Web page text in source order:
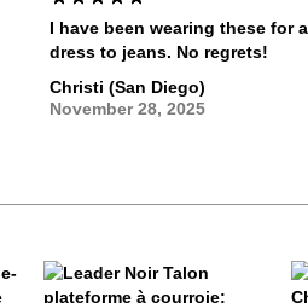
I have been wearing these for
dress to jeans. No regrets!
Christi (San Diego)
November 28, 2025